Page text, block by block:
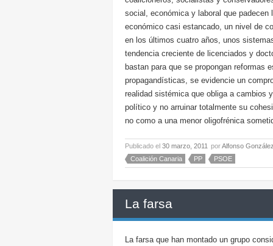
social, económica y laboral que
económico casi estancado, un nivel de
en los últimos cuatro años, unos
tendencia creciente de licenciados y
bastan para que se propongan reformas
propagandísticas, se evidencie un
realidad sistémica que obliga a cambios
político y no arruinar totalmente su
no como a una menor oligofrénica
Publicado el 30 marzo, 2011 porAlfonso
Coalición Canaria
PP PSOE
La farsa
La farsa que han montado un grupo